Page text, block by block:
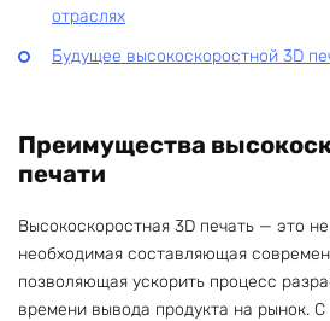
отраслях
Будущее высокоскоростной 3D
Преимущества
печати
Высокоскоростная 3D печать — это
необходимая составляющая
позволяющая ускорить процесс
времени вывода продукта на рынок.